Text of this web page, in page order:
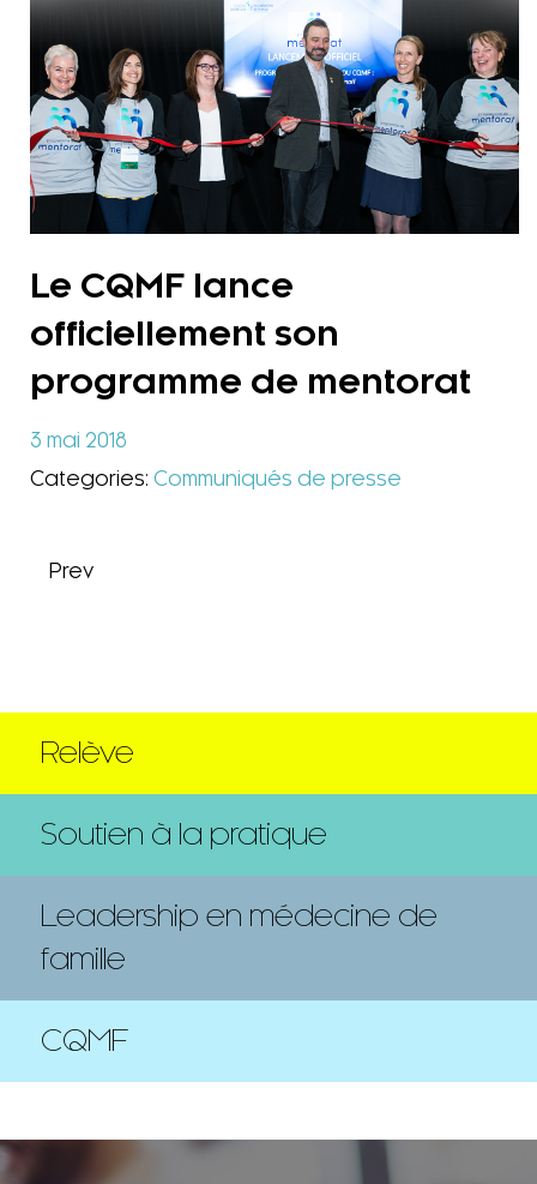
Le CQMF lance
officiellement son
programme de mentorat
3 mai 2018
Categories: Communiqués de presse
Prev
Relève
Soutien à la pratique
Leadership en médecine de
famille
CQMF